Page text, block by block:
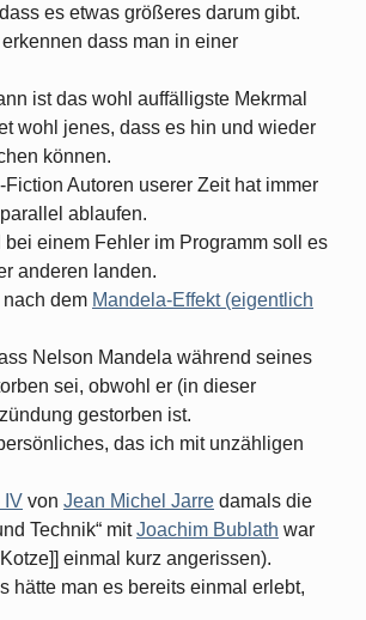
es etwas größeres darum gibt.
dass man in einer
ist das wohl auffälligste Mekrmal
wohl jenes, dass es hin und wieder
können.
Autoren userer Zeit hat immer
ablaufen.
einem Fehler im Programm soll es
anderen landen.
dem Mandela-Effekt (eigentlich
Nelson Mandela während seines
sei, obwohl er (in dieser
gestorben ist.
das ich mit unzähligen
IV von Jean Michel Jarre damals die
Technik“ mitJoachim Bublath war
einmal kurz angerissen).
hätte man es bereits einmal erlebt,